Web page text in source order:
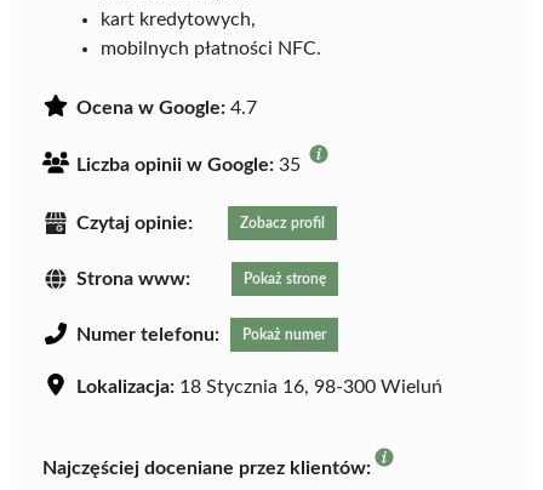
kart kredytowych,
mobilnych płatności NFC.
Ocena w Google: 4.7
Liczba opinii w Google: 35
Czytaj opinie: Zobacz profil
Strona www: Pokaż stronę
Numer telefonu: Pokaż numer
Lokalizacja: 18 Stycznia 16, 98-300 Wieluń
Najczęściej doceniane przez klientów: